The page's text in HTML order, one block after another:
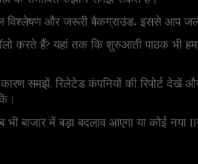
और जरूरी बैकग्राउंड. इससे आप
करते हैं? यहां तक कि शुरुआती पाठक भी
समझें, रिलेटेड कंपनियों की रिपोर्ट देखें
में बड़ा बदलाव आएगा या कोई नया